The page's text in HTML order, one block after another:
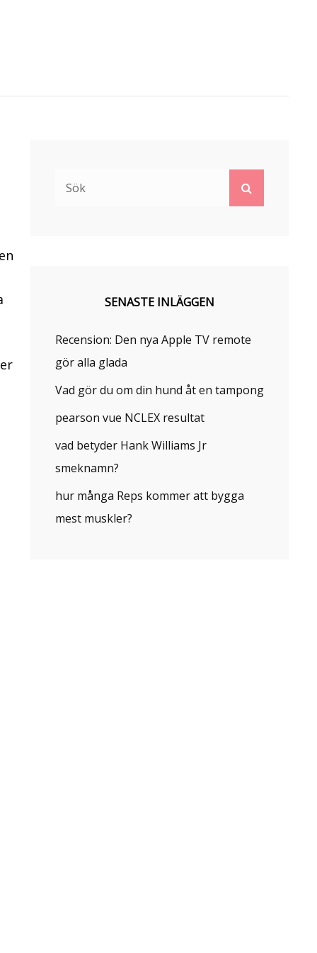
SENASTE INLÄGGEN
Recension: Den nya Apple TV remote
gör alla glada
Vad gör du om din hund åt en tampong
pearson vue NCLEX resultat
vad betyder Hank Williams Jr
smeknamn?
hur många Reps kommer att bygga
mest muskler?